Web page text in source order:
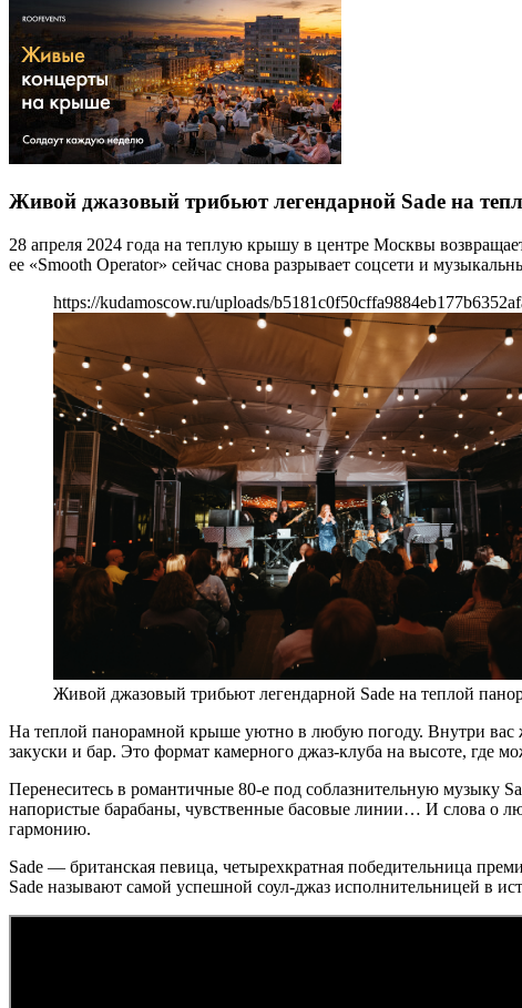
Живой джазовый трибьют легендарной Sade на
28 апреля 2024 года на теплую крышу в центре Москвы
ее «Smooth Operator» сейчас снова разрывает соцсети и
https://kudamoscow.ru/uploads/
Живой джазовый трибьют легендарной Sade на теплой
На теплой панорамной крыше уютно в любую погоду. Внутри вас
закуски и бар. Это формат камерного джаз-клуба на высоте, где
Перенеситесь в романтичные 80-е под соблазнительную музыку
напористые барабаны, чувственные басовые линии… И слова о
гармонию.
Sade — британская певица, четырехкратная победительница
Sade называют самой успешной соул-джаз исполнительницей в